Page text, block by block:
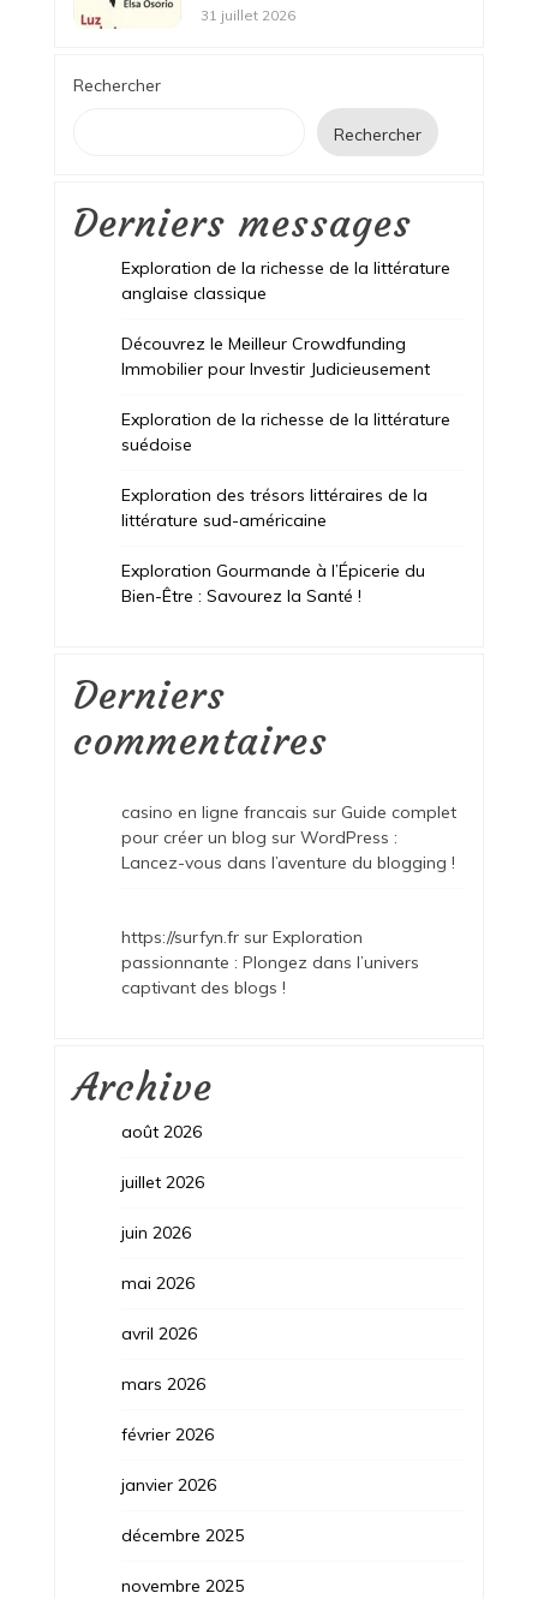
31 juillet 2026
Rechercher
Rechercher
Derniers messages
Exploration de la richesse de la littérature
anglaise classique
Découvrez le Meilleur Crowdfunding
Immobilier pour Investir Judicieusement
Exploration de la richesse de la littérature
suédoise
Exploration des trésors littéraires de la
littérature sud-américaine
Exploration Gourmande à l’Épicerie du
Bien-Être : Savourez la Santé !
Derniers
commentaires
casino en ligne francais sur Guide complet
pour créer un blog sur WordPress :
Lancez-vous dans l’aventure du blogging !
https://surfyn.frsur Exploration
passionnante : Plongez dans l’univers
captivant des blogs !
Archive
août 2026
juillet 2026
juin 2026
mai 2026
avril 2026
mars 2026
février 2026
janvier 2026
décembre 2025
novembre 2025